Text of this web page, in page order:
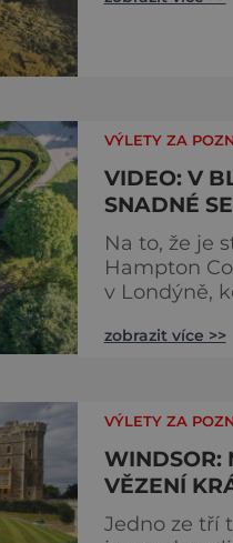
VÝLETY ZA
VIDEO: V
SNADNÉ
Na to, že je
Hampton
v Londýně,
1695
skrývá se v
zobrazit více >>
VÝLETY ZA
WINDSOR:
VĚZENÍ
Jedno ze tří